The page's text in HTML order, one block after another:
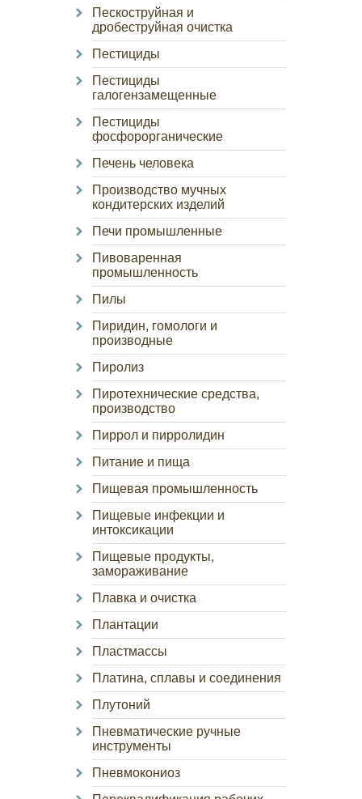
Пескоструйная и
дробеструйная очистка
Пестициды
Пестициды
галогензамещенные
Пестициды
фосфорорганические
Печень человека
Производство мучных
кондитерских изделий
Печи промышленные
Пивоваренная
промышленность
Пилы
Пиридин, гомологи и
производные
Пиролиз
Пиротехнические средства,
производство
Пиррол и пирролидин
Питание и пища
Пищевая промышленность
Пищевые инфекции и
интоксикации
Пищевые продукты,
замораживание
Плавка и очистка
Плантации
Пластмассы
Платина, сплавы и соединения
Плутоний
Пневматические ручные
инструменты
Пневмокониоз